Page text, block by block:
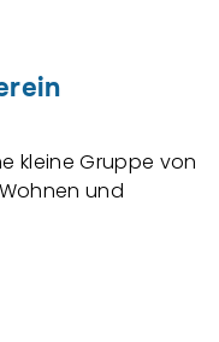
kleine Gruppe von
und